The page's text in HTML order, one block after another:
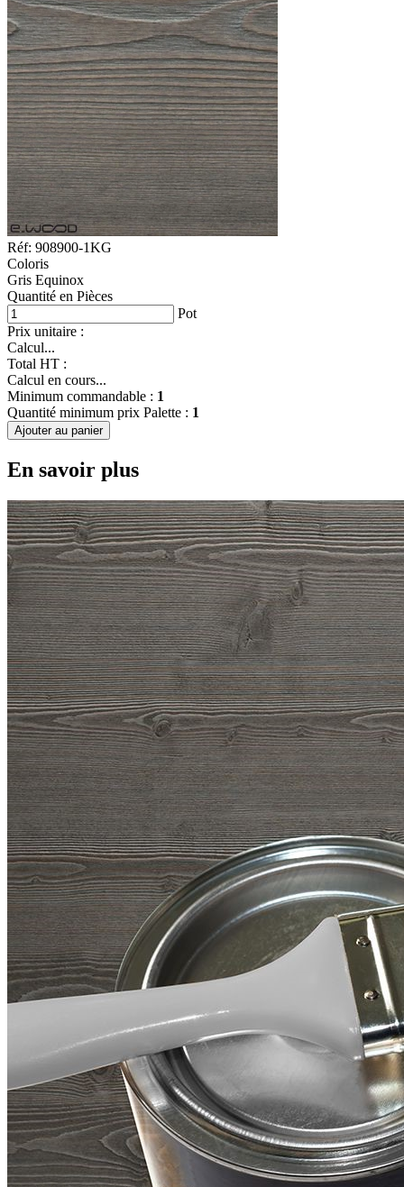
Réf: 908900-1KG
Coloris
Gris Equinox
Quantité en Pièces
Pot
Prix unitaire :
Calcul...
Total HT :
Calcul en cours...
Minimum commandable : 1
Quantité minimum prix Palette : 1
Ajouter au panier
En savoir plus